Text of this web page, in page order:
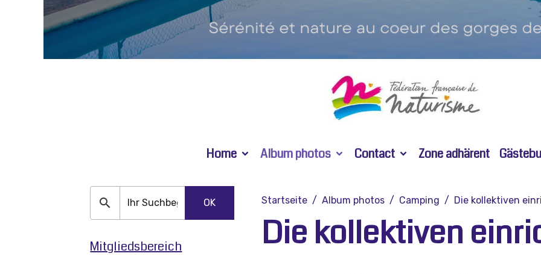
Home Album photos Contact Zone adhärent
Startseite Album photos Camping Die kollektiven
Die kollektiven
OK
Mitgliedsbereich